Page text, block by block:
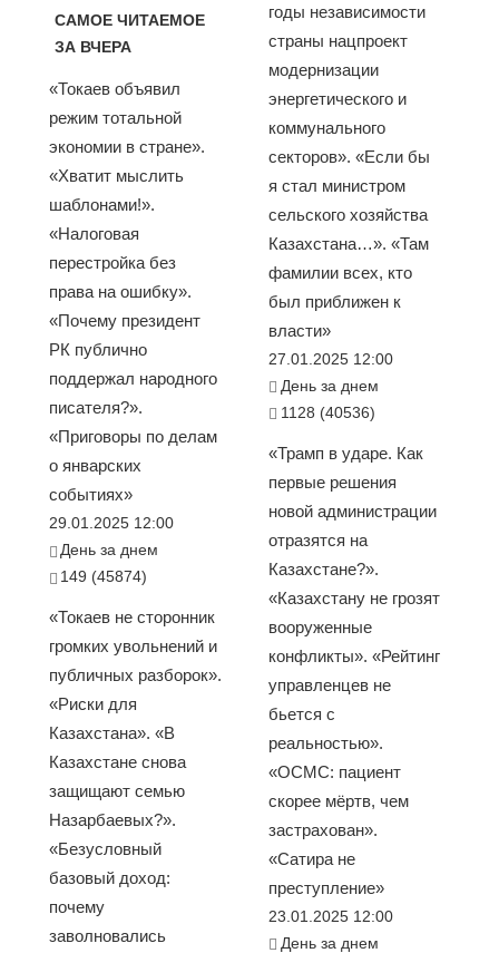
САМОЕ ЧИТАЕМОЕ
ЗА ВЧЕРА
«Токаев объявил
режим тотальной
экономии в стране».
«Хватит мыслить
шаблонами!».
«Налоговая
перестройка без
права на ошибку».
«Почему президент
РК публично
поддержал народного
писателя?».
«Приговоры по делам
о январских
событиях»
29.01.2025 12:00
День за днем
149 (45874)
«Токаев не сторонник
громких увольнений и
публичных разборок».
«Риски для
Казахстана». «В
Казахстане снова
защищают семью
Назарбаевых?».
«Безусловный
базовый доход:
почему
заволновались
годы независимости
страны нацпроект
модернизации
энергетического и
коммунального
секторов». «Если бы
я стал министром
сельского хозяйства
Казахстана…». «Там
фамилии всех, кто
был приближен к
власти»
27.01.2025 12:00
День за днем
1128 (40536)
«Трамп в ударе. Как
первые решения
новой администрации
отразятся на
Казахстане?».
«Казахстану не грозят
вооруженные
конфликты». «Рейтинг
управленцев не
бьется с
реальностью».
«ОСМС: пациент
скорее мёртв, чем
застрахован».
«Сатира не
преступление»
23.01.2025 12:00
День за днем